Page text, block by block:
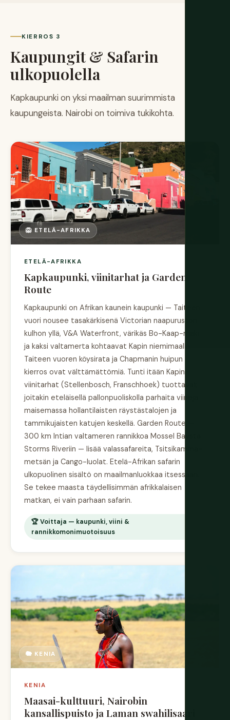
KIERROS 3
Kaupungit & Safarin
ulkopuolella
Kapkaupunki on yksi maailman suurimmista
kaupungeista. Nairobi on toimiva tukikohta.
🦁 ETELÄ-AFRIKKA
ETELÄ-AFRIKKA
Kapkaupunki, viinitarhat ja Garden
Route
Kapkaupunki on Afrikan kaunein kaupunki — Taiteen
vuori nousee tasakärkisenä Victorian naapuruston
kulhon yllä, V&A Waterfront, värikäs Bo-Kaap-mäki
ja kaksi valtamerta kohtaavat Kapin niemimaalla.
Taiteen vuoren köysirata ja Chapmanin huipun
kierros ovat välttämättömiä. Tunti itään Kapin
viinitarhat (Stellenbosch, Franschhoek) tuottavat
joitakin eteläisellä pallonpuoliskolla parhaita viinejä
maisemassa hollantilaisten räystästalojen ja
tammikujaisten katujen keskellä. Garden Route —
300 km Intian valtameren rannikkoa Mossel Baysta
Storms Riveriin — lisää valassafareita, Tsitsikamma-
metsän ja Cango-luolat. Etelä-Afrikan safarin
ulkopuolinen sisältö on maailmanluokkaa itsessään.
Se tekee maasta täydellisimmän afrikkalaisen
matkan, ei vain parhaan safarin.
🏆 Voittaja — kaupunki, viini &
rannikkomonimuotoisuus
🐘 KENIA
KENIA
Maasai-kulttuuri, Nairobin
kansallispuisto ja Laman swahilisaari